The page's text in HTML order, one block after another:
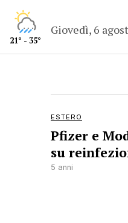
21° - 35°
Giovedì, 6
ESTERO
Pfizer e
su
5 anni